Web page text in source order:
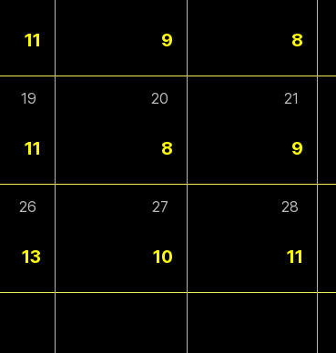
11 9 8
19
11
20
8
21
9
26
13
27
10
28
11